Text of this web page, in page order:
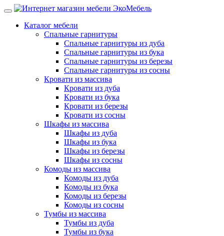
Каталог мебели
Спальные гарнитуры
Спальные гарнитуры из дуба
Спальные гарнитуры из бука
Спальные гарнитуры из березы
Спальные гарнитуры из сосны
Кровати из массива
Кровати из дуба
Кровати из бука
Кровати из березы
Кровати из сосны
Шкафы из массива
Шкафы из дуба
Шкафы из бука
Шкафы из березы
Шкафы из сосны
Комоды из массива
Комоды из дуба
Комоды из бука
Комоды из березы
Комоды из сосны
Тумбы из массива
Тумбы из дуба
Тумбы из бука